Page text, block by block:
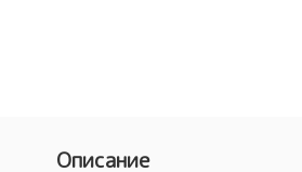
Описание